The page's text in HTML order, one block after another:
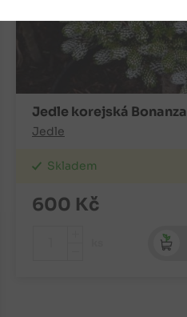
Jedle korejská Bonanza
Jedle
Skladem
600 Kč